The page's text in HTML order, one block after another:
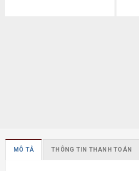
MÔ TẢ THÔNG TIN THANH TOÁN